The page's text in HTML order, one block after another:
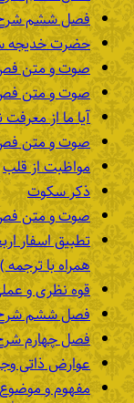
فصل ششم
حضرت خدیجه
صوت و متن فصّ
صوت و متن فصّ
آیا ما از
صوت و متن فصّ
مواظبت از قلب
ذکر سکوت
صوت و متن فصّ
تطبیق اسفار
همراه با ترجمه )
قوه نظری و
فصل ششم
فصل چهارم
عوارض ذاتی
مفهوم و